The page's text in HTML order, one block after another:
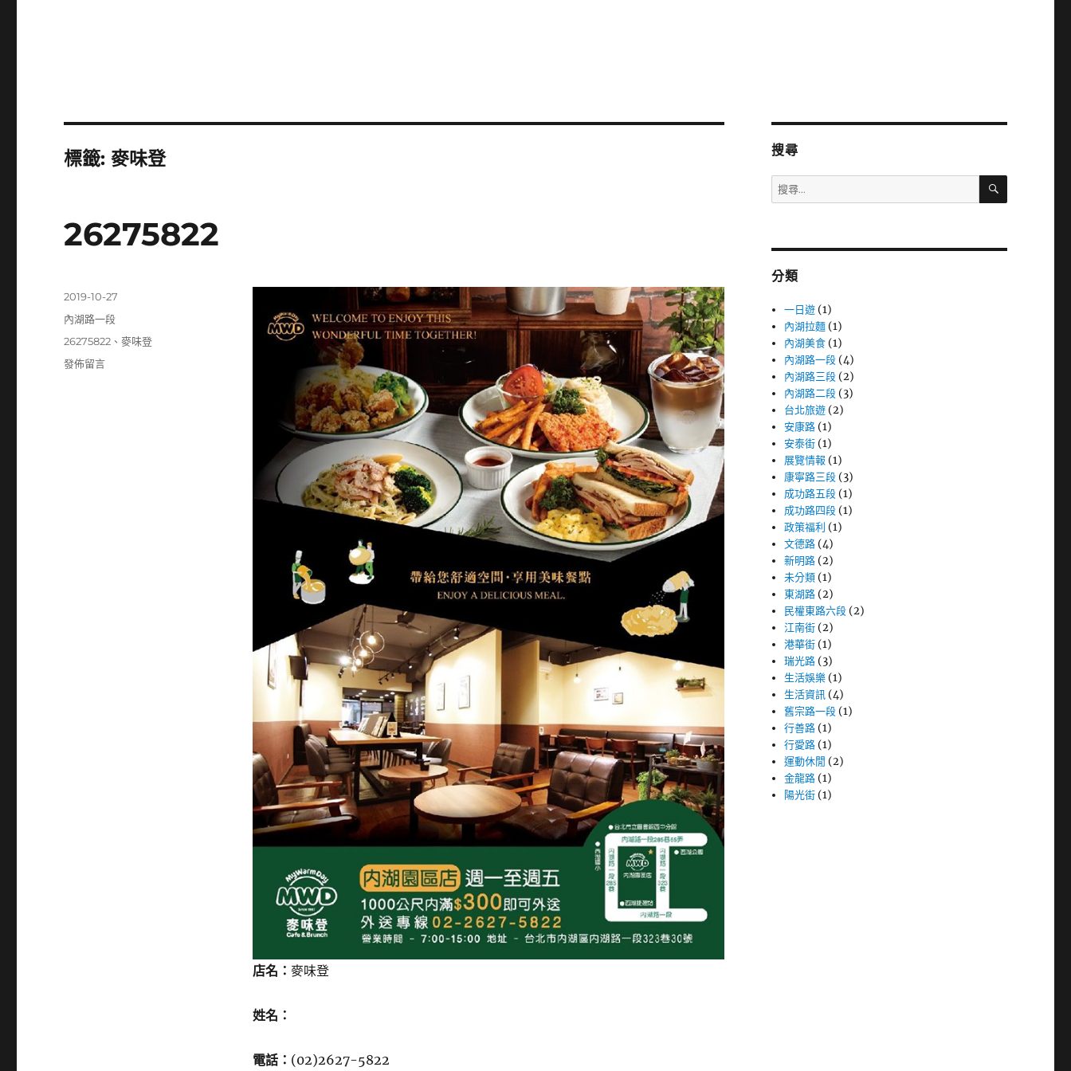
標籤:麥味登
26275822
店名： 麥味登
姓名：
電話： (02)2627-5822
發
佈
期:
2019-10-27
分
內湖路一段
標
籤
26275822 、麥味登
在
發佈留言
搜尋
搜
尋
字:
搜
分類
一日遊 (1)
內湖拉麵 (1)
內湖美食 (1)
內湖路一段 (4)
內湖路三段 (2)
內湖路二段 (3)
台北旅遊 (2)
安康路 (1)
安泰街 (1)
展覽情報 (1)
康寧路三段 (3)
成功路五段 (1)
成功路四段 (1)
政策福利 (1)
文德路 (4)
新明路 (2)
未分類 (1)
東湖路 (2)
民權東路六段 (2)
江南街 (2)
港華街 (1)
瑞光路 (3)
生活娛樂 (1)
生活資訊 (4)
舊宗路一段 (1)
行善路 (1)
行愛路 (1)
運動休閒 (2)
金龍路 (1)
陽光街 (1)